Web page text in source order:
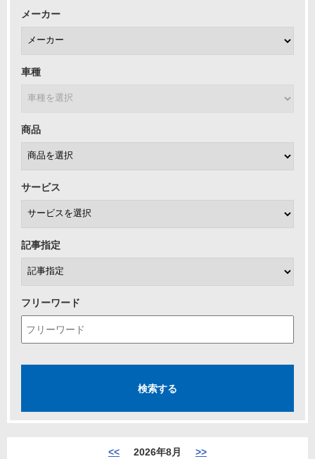
メーカー
車種
商品
サービス
記事指定
フリーワード
<< 2026年8月 >>